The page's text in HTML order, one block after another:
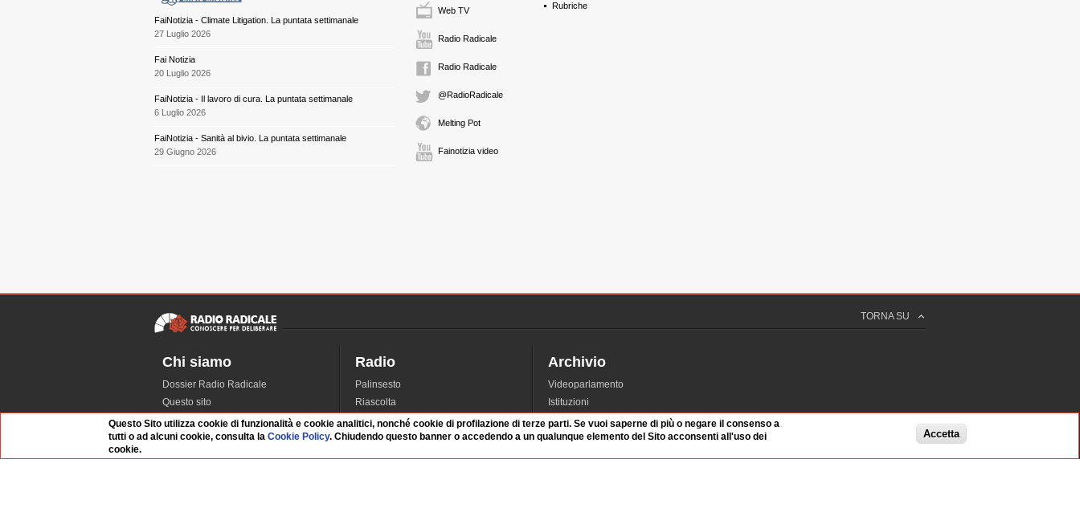
FaiNotizia - Climate Litigation. La puntata settimanale
27 Luglio 2026
Fai Notizia
20 Luglio 2026
FaiNotizia - Il lavoro di cura. La puntata settimanale
6 Luglio 2026
FaiNotizia - Sanità al bivio. La puntata settimanale
29 Giugno 2026
Web TV
Radio Radicale
Radio Radicale
@RadioRadicale
Melting Pot
Fainotizia video
Rubriche
TORNA SU
Chi siamo
Dossier Radio Radicale
Questo sito
L'Archivio
Redazione
Radio
Palinsesto
Riascolta
Dirette
Rubriche
Archivio
Videoparlamento
Istituzioni
Dibattiti
Manifestazioni
Questo Sito utilizza cookie di funzionalità e cookie analitici, nonché cookie di profilazione di terze parti. Se vuoi saperne di più o negare il consenso a
tutti o ad alcuni cookie, consulta laCookie Policy. Chiudendo questo banner o accedendo a un qualunque elemento del Sito acconsenti all'uso dei
cookie.
Accetta